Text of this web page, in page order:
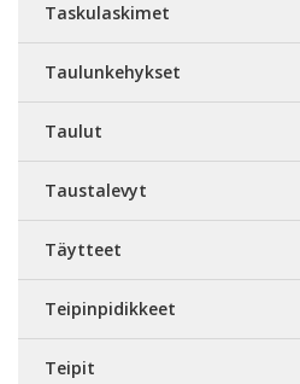
Taskulaskimet
Taulunkehykset
Taulut
Taustalevyt
Täytteet
Teipinpidikkeet
Teipit